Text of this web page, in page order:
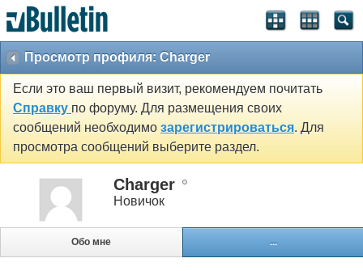
Просмотр профиля: Charger
Если это ваш первый визит, рекомендуем почитать
Справку по форуму. Для размещения своих
сообщений необходимо зарегистрироваться. Для
просмотра сообщений выберите раздел.
Charger
Новичок
Обо мне ...